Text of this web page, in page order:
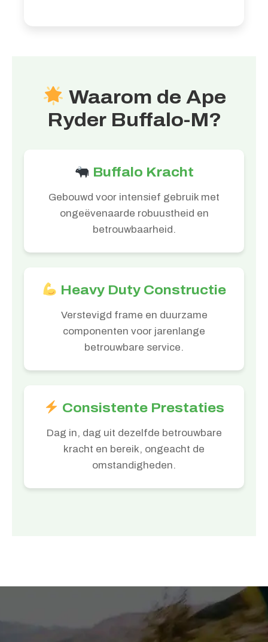
Waarom de Ape
Ryder Buffalo-M?
Buffalo Kracht
Gebouwd voor intensief gebruik met
ongeëvenaarde robuustheid en
betrouwbaarheid.
Heavy Duty Constructie
Verstevigd frame en duurzame
componenten voor jarenlange
betrouwbare service.
Consistente Prestaties
Dag in, dag uit dezelfde betrouwbare
kracht en bereik, ongeacht de
omstandigheden.